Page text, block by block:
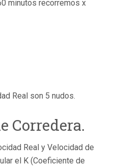
minutos recorremos x
Real son 5 nudos.
Corredera.
Real y Velocidad de
el K (Coeficiente de